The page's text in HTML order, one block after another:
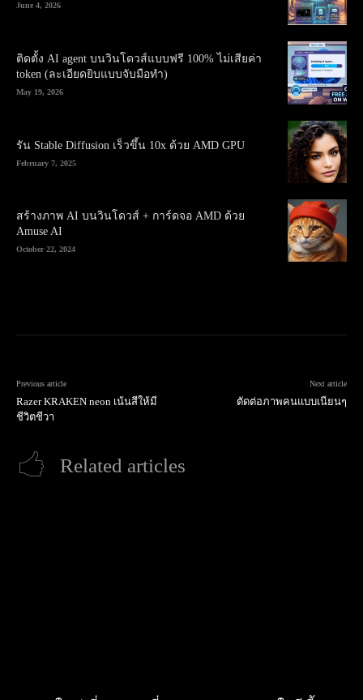
June 4, 2026
ติดตั้ง AI agent บนวินโดวส์แบบฟรี 100% ไม่เสียค่า
token (ละเอียดยิบแบบจับมือทำ)
May 19, 2026
รัน Stable Diffusion เร็วขึ้น 10x ด้วย AMD GPU
February 7, 2025
สร้างภาพ AI บนวินโดวส์ + การ์ดจอ AMD ด้วย
Amuse AI
October 22, 2024
Previous article
Razer KRAKEN neon เน้นสีให้มี
ชีวิตชีวา
Next article
ตัดต่อภาพคนแบบเนียนๆ
Related articles